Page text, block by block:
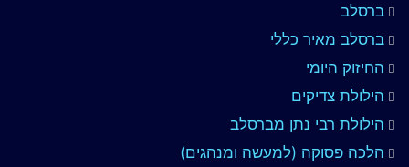
ברסלב
ברסלב מאיר כללי
החיזוק היומי
הילולת צדיקים
הילולת רבי נתן מברסלב
הלכה פסוקה (למעשה ומנהגים)